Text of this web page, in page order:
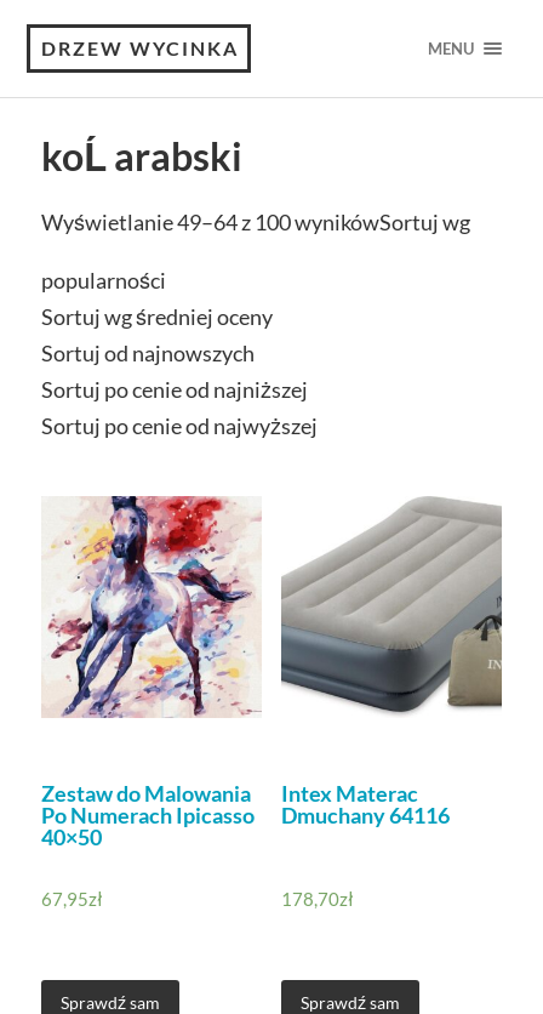
DRZEW WYCINKA MENU
koĹ arabski
Wyświetlanie 49–64 z 100 wynikówSortuj wg
popularności
Sortuj wg średniej oceny
Sortuj od najnowszych
Sortuj po cenie od najniższej
Sortuj po cenie od najwyższej
Zestaw do Malowania
Po Numerach Ipicasso
40×50
67,95zł
Sprawdź sam
Intex Materac
Dmuchany 64116
178,70zł
Sprawdź sam